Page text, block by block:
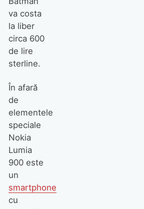
va costa
la liber
circa 600
de lire
sterline.
În afară
de
elementele
speciale
Nokia
Lumia
900 este
un
smartphone
cu